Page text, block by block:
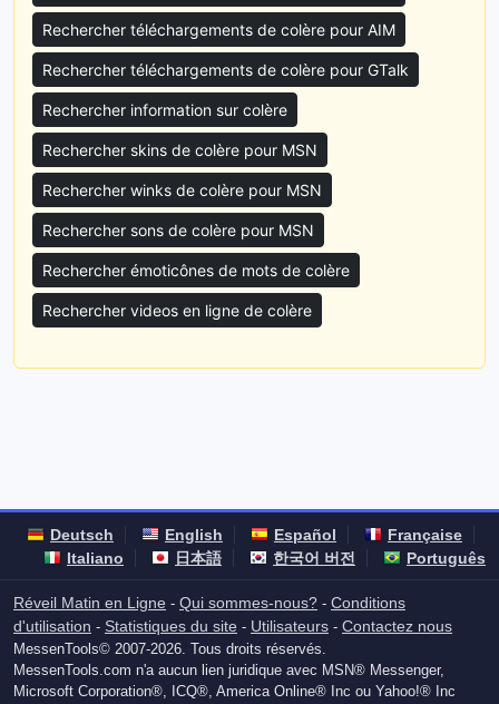
Rechercher téléchargements de colère pour AIM
Rechercher téléchargements de colère pour GTalk
Rechercher information sur colère
Rechercher skins de colère pour MSN
Rechercher winks de colère pour MSN
Rechercher sons de colère pour MSN
Rechercher émoticônes de mots de colère
Rechercher videos en ligne de colère
Deutsch English Español
Française
Italiano
日本語 한국어 버전 Português
Réveil Matin en Ligne - Qui sommes-nous? - Conditions
d'utilisation - Statistiques du site - Utilisateurs - Contactez nous
MessenTools© 2007-2026. Tous droits réservés.
MessenTools.com n'a aucun lien juridique avec MSN® Messenger,
Microsoft Corporation®, ICQ®, America Online® Inc ou Yahoo!® Inc